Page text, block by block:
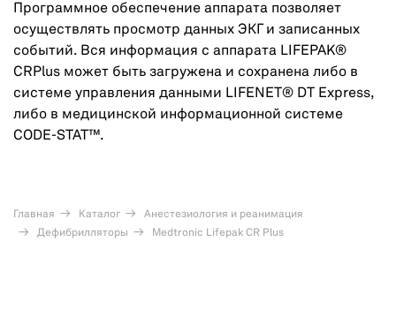
Программное обеспечение аппарата позволяет
осуществлять просмотр данных ЭКГ и записанных
событий. Вся информация с аппарата LIFEPAK®
CRPlus может быть загружена и сохранена либо в
системе управления данными LIFENET® DT Express,
либо в медицинской информационной системе
CODE-STAT™.
Главная Каталог
Анестезиология и реанимация
Дефибрилляторы
Medtronic Lifepak CR Plus